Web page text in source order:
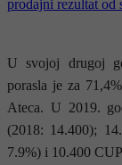
U svojoj drugoj
porasla je za
Ateca. U 2019.
(2018: 14.400);
7.9%) i 10.400